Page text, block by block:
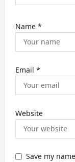
Name *
Email *
Website
Save my